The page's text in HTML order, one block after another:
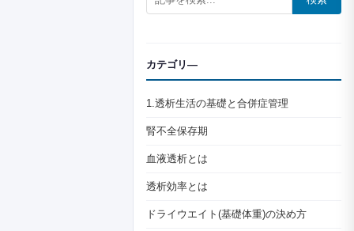
カテゴリ―
1.透析生活の基礎と合併症管理
腎不全保存期
血液透析とは
透析効率とは
ドライウエイト(基礎体重)の決め方